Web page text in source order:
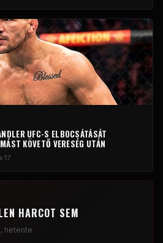
UFC-S ELBOCSÁTÁSÁT
KÖVETŐ VERESÉG UTÁN
17
HARCOT SEM
hetente.